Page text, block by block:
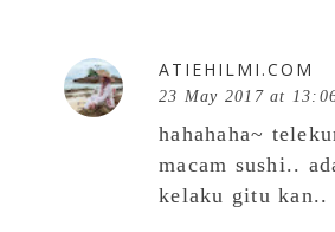
ATIEHILMI.COM
23 May 2017 at
hahahaha~
macam sushi..
kelaku gitu kan..